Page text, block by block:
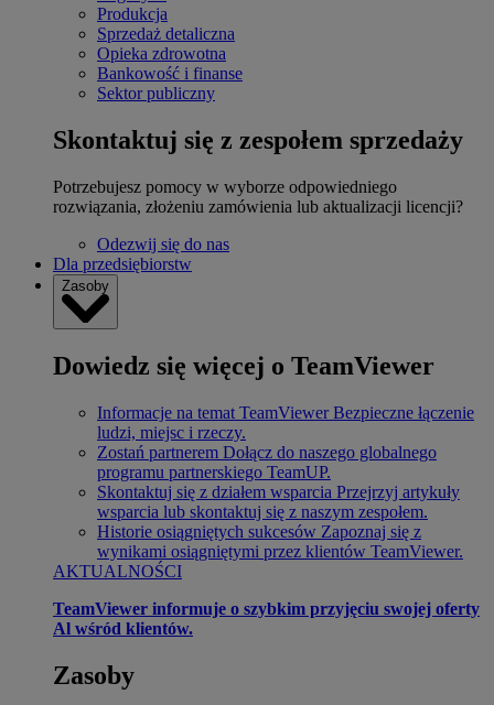
Produkcja
Sprzedaż detaliczna
Opieka zdrowotna
Bankowość i finanse
Sektor publiczny
Skontaktuj się z zespołem sprzedaży
Potrzebujesz pomocy w wyborze odpowiedniego
rozwiązania, złożeniu zamówienia lub aktualizacji licencji?
Odezwij się do nas
Dla przedsiębiorstw
Zasoby
Dowiedz się więcej o TeamViewer
Informacje na temat TeamViewer Bezpieczne łączenie
ludzi, miejsc i rzeczy.
Zostań partnerem Dołącz do naszego globalnego
programu partnerskiego TeamUP.
Skontaktuj się z działem wsparcia Przejrzyj artykuły
wsparcia lub skontaktuj się z naszym zespołem.
Historie osiągniętych sukcesów Zapoznaj się z
wynikami osiągniętymi przez klientów TeamViewer.
AKTUALNOŚCI
TeamViewer informuje o szybkim przyjęciu swojej oferty
Al wśród klientów.
Zasoby